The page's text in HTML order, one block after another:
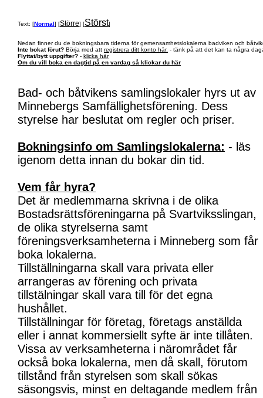
Text: [Normal] [Större] [Störst]
Nedan finner du de bokningsbara tiderna för gemensamhetslokalerna badviken och
Inte bokat förut? Börja med att registrera ditt konto här. - tänk på att det kan ta några
Flyttat/bytt uppgifter? - klicka här
Om du vill boka en dagtid på en vardag så klickar du här
Bad- och båtvikens samlingslokaler hyrs ut av
Minnebergs Samfällighetsförening. Dess
styrelse har beslutat om regler och priser.
Bokningsinfo om Samlingslokalerna: - läs
igenom detta innan du bokar din tid.
Vem får hyra?
Det är medlemmarna skrivna i de olika
Bostadsrättsföreningarna på Svartviksslingan,
de olika styrelserna samt
föreningsverksamheterna i Minneberg som får
boka lokalerna.
Tillställningarna skall vara privata eller
arrangeras av förening och privata
tillstälningar skall vara till för det egna
hushållet.
Tillställningar för företag, företags anställda
eller i annat kommersiellt syfte är inte tillåten.
Vissa av verksamheterna i närområdet får
också boka lokalerna, men då skall, förutom
tillstånd från styrelsen som skall sökas
säsongsvis, minst en deltagande medlem från